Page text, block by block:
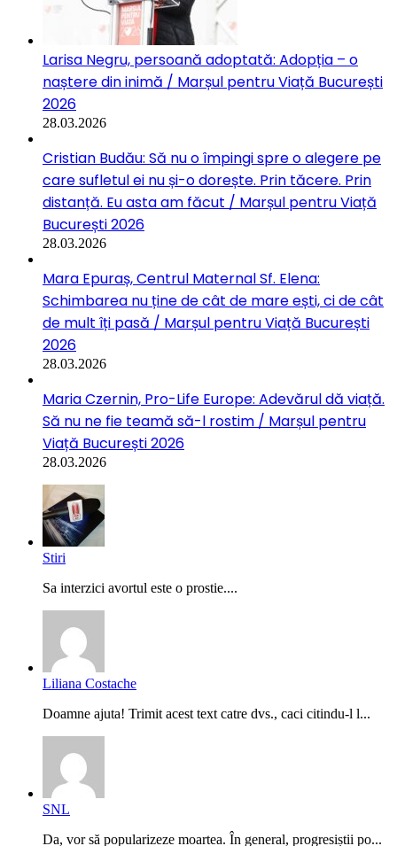
Larisa Negru, persoană adoptată: Adopția – o
naștere din inimă / Marșul pentru Viață București
2026
28.03.2026
Cristian Budău: Să nu o împingi spre o alegere pe
care sufletul ei nu și-o dorește. Prin tăcere. Prin
distanță. Eu asta am făcut / Marșul pentru Viață
București 2026
28.03.2026
Mara Epuraș, Centrul Maternal Sf. Elena:
Schimbarea nu ține de cât de mare ești, ci de cât
de mult îți pasă / Marșul pentru Viață București
2026
28.03.2026
Maria Czernin, Pro-Life Europe: Adevărul dă viață.
Să nu ne fie teamă să-l rostim / Marșul pentru
Viață București 2026
28.03.2026
Stiri
Sa interzici avortul este o prostie....
Liliana Costache
Doamne ajuta! Trimit acest text catre dvs., caci citindu-l l...
SNL
Da, vor să popularizeze moartea. În general, progresiștii po...